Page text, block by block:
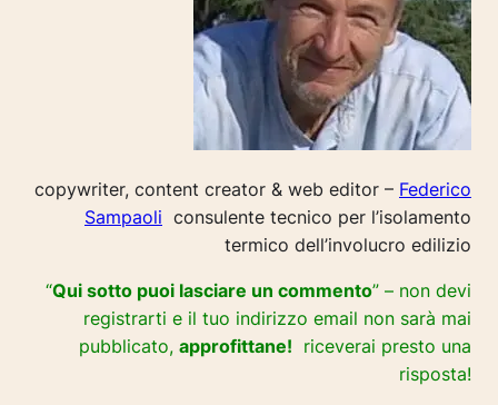
copywriter, content creator & web editor – Federico
Sampaoli consulente tecnico per l’isolamento
termico dell’involucro edilizio
“Qui sotto puoi lasciare un commento” – non devi
registrarti e il tuo indirizzo email non sarà mai
pubblicato, approfittane! riceverai presto una
risposta!